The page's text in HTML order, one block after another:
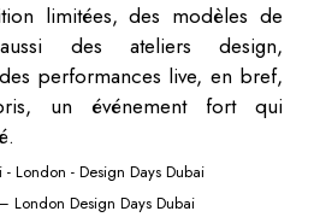
limitées, des modèles de
des ateliers design,
performances live, en bref,
un événement fort qui
London Design Days Dubai